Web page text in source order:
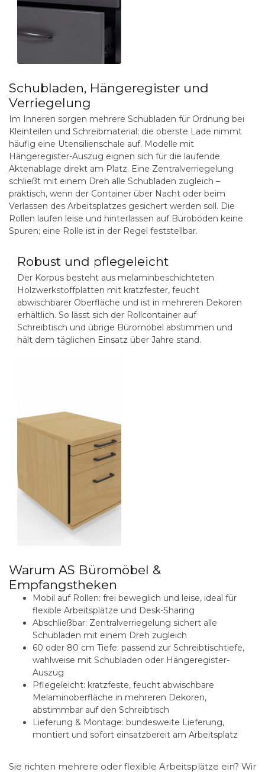
Schubladen, Hängeregister und
Verriegelung
Im Inneren sorgen mehrere Schubladen für Ordnung bei
Kleinteilen und Schreibmaterial; die oberste Lade nimmt
häufig eine Utensilienschale auf. Modelle mit
Hängeregister-Auszug eignen sich für die laufende
Aktenablage direkt am Platz. Eine Zentralverriegelung
schließt mit einem Dreh alle Schubladen zugleich –
praktisch, wenn der Container über Nacht oder beim
Verlassen des Arbeitsplatzes gesichert werden soll. Die
Rollen laufen leise und hinterlassen auf Büroböden keine
Spuren; eine Rolle ist in der Regel feststellbar.
Robust und pflegeleicht
Der Korpus besteht aus melaminbeschichteten
Holzwerkstoffplatten mit kratzfester, feucht
abwischbarer Oberfläche und ist in mehreren Dekoren
erhältlich. So lässt sich der Rollcontainer auf
Schreibtisch und übrige Büromöbel abstimmen und
hält dem täglichen Einsatz über Jahre stand.
Warum AS Büromöbel &
Empfangstheken
Mobil auf Rollen: frei beweglich und leise, ideal für
flexible Arbeitsplätze und Desk-Sharing
Abschließbar: Zentralverriegelung sichert alle
Schubladen mit einem Dreh zugleich
60 oder 80 cm Tiefe: passend zur Schreibtischtiefe,
wahlweise mit Schubladen oder Hängeregister-
Auszug
Pflegeleicht: kratzfeste, feucht abwischbare
Melaminoberfläche in mehreren Dekoren,
abstimmbar auf den Schreibtisch
Lieferung & Montage: bundesweite Lieferung,
montiert und sofort einsatzbereit am Arbeitsplatz
Sie richten mehrere oder flexible Arbeitsplätze ein? Wir